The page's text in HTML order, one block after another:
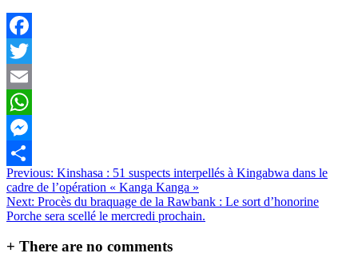
Facebook
Twitter
Email
WhatsApp
Messenger
Partager
Navigation
de
l’article
Previous: Kinshasa : 51 suspects interpellés à Kingabwa dans le
cadre de l’opération « Kanga Kanga »
Next: Procès du braquage de la Rawbank : Le sort d’honorine
Porche sera scellé le mercredi prochain.
+ There are no comments